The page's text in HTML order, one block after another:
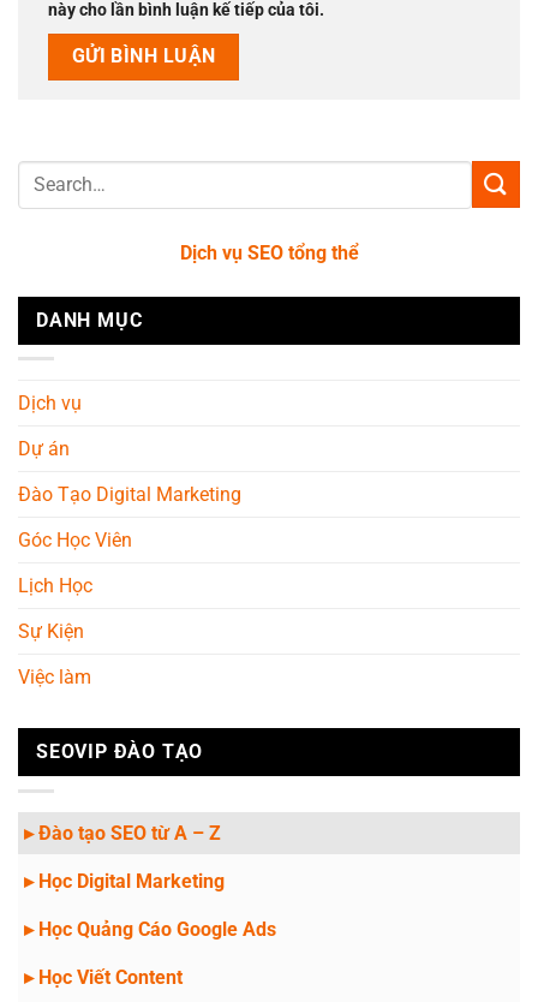
này cho lần bình luận kế tiếp của tôi.
Dịch vụ SEO tổng thể
DANH MỤC
Dịch vụ
Dự án
Đào Tạo Digital Marketing
Góc Học Viên
Lịch Học
Sự Kiện
Việc làm
SEOVIP ĐÀO TẠO
▸ Đào tạo SEO từ A – Z
▸ Học Digital Marketing
▸ Học Quảng Cáo Google Ads
▸ Học Viết Content